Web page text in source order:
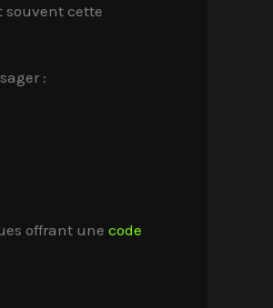
souvent cette
:
offrant une code